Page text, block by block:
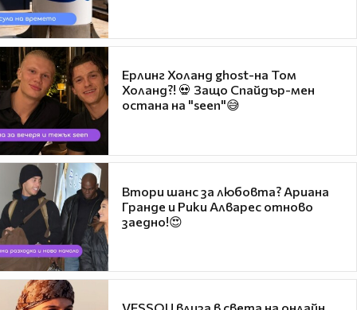
Ерлинг Холанд ghost-на Том
Холанд?! 💀 Защо Спайдър-мен
остана на "seen"😅
Втори шанс за любовта? Ариана
Гранде и Рики Алварес отново
заедно!😍